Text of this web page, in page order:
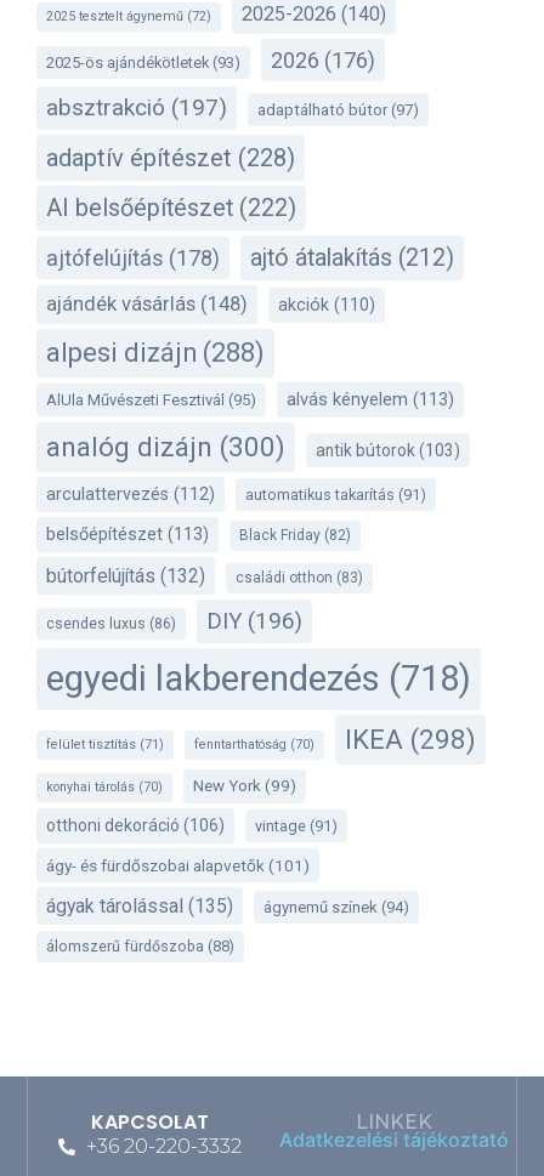
2025 tesztelt ágynemű (72) 2025-2026 (140)
2025-ös ajándékötletek (93) 2026 (176)
absztrakció (197) adaptálható bútor(97)
adaptív építészet (228)
AI belsőépítészet (222)
ajtófelújítás (178) ajtó átalakítás (212)
ajándék vásárlás (148) akciók (110)
alpesi dizájn (288)
AlUla Művészeti Fesztivál (95) alvás kényelem (113)
analóg dizájn (300) antik bútorok (103)
arculattervezés (112) automatikus takarítás (91)
belsőépítészet (113) Black Friday (82)
bútorfelújítás (132) családi otthon (83)
csendes luxus (86) DIY (196)
egyedi lakberendezés (718)
felület tisztítás (71) fenntarthatóság (70) IKEA (298)
konyhai tárolás (70) New York (99)
otthoni dekoráció (106) vintage (91)
ágy- és fürdőszobai alapvetők (101)
ágyak tárolással (135) ágynemű színek (94)
álomszerű fürdőszoba (88)
KAPCSOLAT
+36 20-220-3332
LINKEK
Adatkezelési tájékoztató